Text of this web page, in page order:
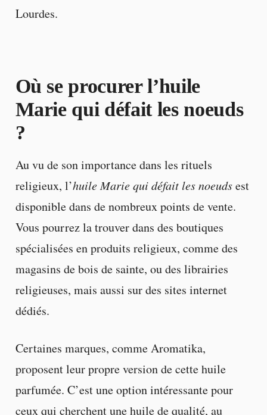
Lourdes.
Où se procurer l’huile
Marie qui défait les noeuds
?
Au vu de son importance dans les rituels
religieux, l’huile Marie qui défait les noeudsest
disponible dans de nombreux points de vente.
Vous pourrez la trouver dans des boutiques
spécialisées en produits religieux, comme des
magasins de bois de sainte, ou des librairies
religieuses, mais aussi sur des sites internet
dédiés.
Certaines marques, comme Aromatika,
proposent leur propre version de cette huile
parfumée. C’est une option intéressante pour
ceux qui cherchent une huile de qualité, au